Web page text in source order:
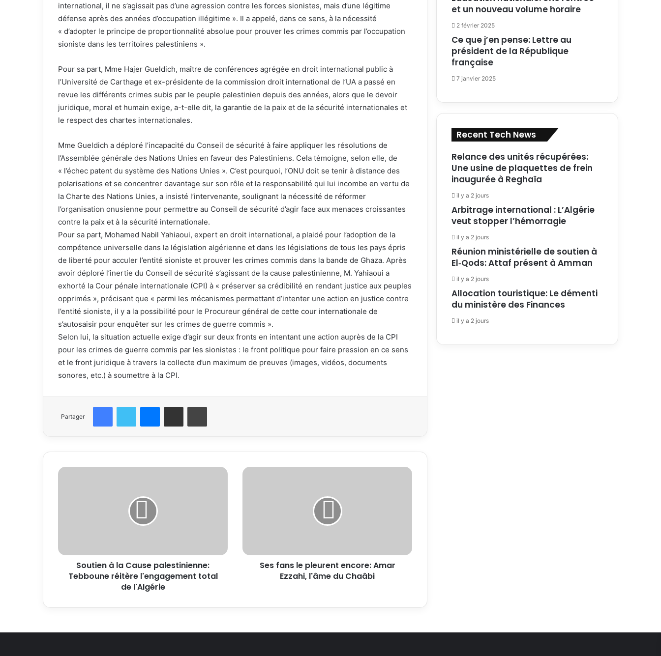
international, il ne s’agissait pas d’une agression contre les forces sionistes, mais d’une légitime
défense après des années d’occupation illégitime ». Il a appelé, dans ce sens, à la nécessité
« d’adopter le principe de proportionnalité absolue pour prouver les crimes commis par l’occupation
sioniste dans les territoires palestiniens ».
Pour sa part, Mme Hajer Gueldich, maître de conférences agrégée en droit international public à
l’Université de Carthage et ex-présidente de la commission droit international de l’UA a passé en
revue les différents crimes subis par le peuple palestinien depuis des années, alors que le devoir
juridique, moral et humain exige, a-t-elle dit, la garantie de la paix et de la sécurité internationales et
le respect des chartes internationales.
Mme Gueldich a déploré l’incapacité du Conseil de sécurité à faire appliquer les résolutions de
l’Assemblée générale des Nations Unies en faveur des Palestiniens. Cela témoigne, selon elle, de
« l’échec patent du système des Nations Unies ». C’est pourquoi, l’ONU doit se tenir à distance des
polarisations et se concentrer davantage sur son rôle et la responsabilité qui lui incombe en vertu de
la Charte des Nations Unies, a insisté l’intervenante, soulignant la nécessité de réformer
l’organisation onusienne pour permettre au Conseil de sécurité d’agir face aux menaces croissantes
contre la paix et à la sécurité internationale.
Pour sa part, Mohamed Nabil Yahiaoui, expert en droit international, a plaidé pour l’adoption de la
compétence universelle dans la législation algérienne et dans les législations de tous les pays épris
de liberté pour acculer l’entité sioniste et prouver les crimes commis dans la bande de Ghaza. Après
avoir déploré l’inertie du Conseil de sécurité s’agissant de la cause palestinienne, M. Yahiaoui a
exhorté la Cour pénale internationale (CPI) à « préserver sa crédibilité en rendant justice aux peuples
opprimés », précisant que « parmi les mécanismes permettant d’intenter une action en justice contre
l’entité sioniste, il y a la possibilité pour le Procureur général de cette cour internationale de
s’autosaisir pour enquêter sur les crimes de guerre commis ».
Selon lui, la situation actuelle exige d’agir sur deux fronts en intentant une action auprès de la CPI
pour les crimes de guerre commis par les sionistes : le front politique pour faire pression en ce sens
et le front juridique à travers la collecte d’un maximum de preuves (images, vidéos, documents
sonores, etc.) à soumettre à la CPI.
Partager
FacebookTwitter Messenger
Partager par email Imprimer
Soutien à la Cause palestinienne:
Tebboune réitère l'engagement total
de l'Algérie
Ses fans le pleurent encore: Amar
Ezzahi, l'âme du Chaâbi
et un nouveau volume horaire
2 février 2025
Ce que j’en pense: Lettre au
président de la République
française
7 janvier 2025
Recent Tech News
Relance des unités récupérées:
Une usine de plaquettes de frein
inaugurée à Reghaïa
il y a 2 jours
Arbitrage international : L’Algérie
veut stopper l’hémorragie
il y a 2 jours
Réunion ministérielle de soutien à
El‑Qods: Attaf présent à Amman
il y a 2 jours
Allocation touristique: Le démenti
du ministère des Finances
il y a 2 jours